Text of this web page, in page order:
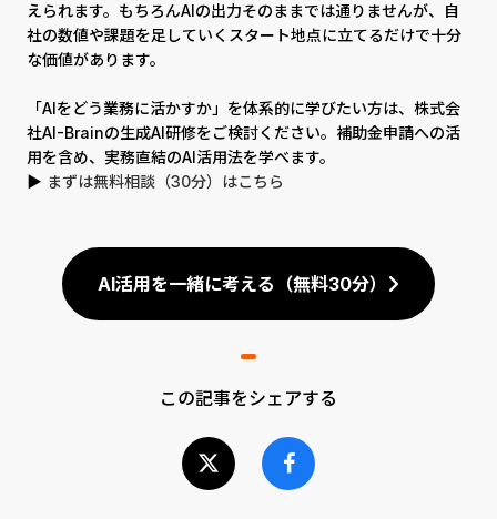
えられます。もちろんAIの出力そのままでは通りませんが、自
社の数値や課題を足していくスタート地点に立てるだけで十分
な価値があります。
「AIをどう業務に活かすか」を体系的に学びたい方は、株式会
社AI-Brainの生成AI研修をご検討ください。補助金申請への活
用を含め、実務直結のAI活用法を学べます。
▶ まずは無料相談（30分）はこちら
AI活用を一緒に考える（無料30分）
この記事をシェアする